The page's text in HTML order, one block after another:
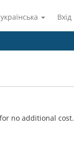
українська Вхід
no additional cost.